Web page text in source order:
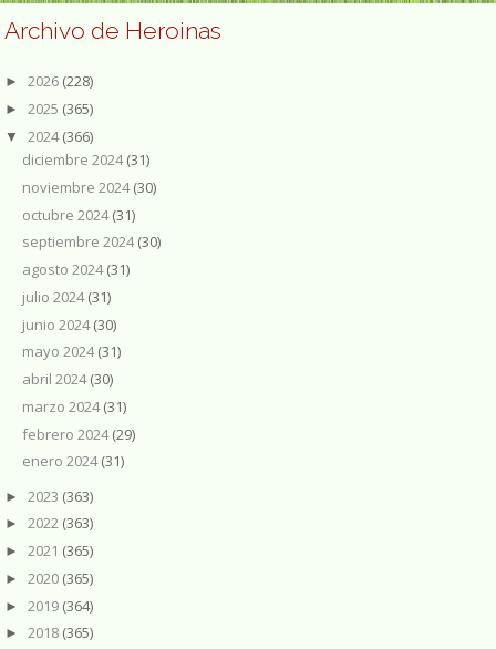
Archivo de Heroinas
► 2026 (228)
► 2025 (365)
▼ 2024(366)
diciembre 2024(31)
noviembre 2024(30)
octubre 2024(31)
septiembre 2024(30)
agosto 2024(31)
julio 2024(31)
junio 2024(30)
mayo 2024(31)
abril 2024(30)
marzo 2024(31)
febrero 2024(29)
enero 2024(31)
► 2023 (363)
► 2022 (363)
► 2021 (365)
► 2020 (365)
► 2019 (364)
► 2018 (365)